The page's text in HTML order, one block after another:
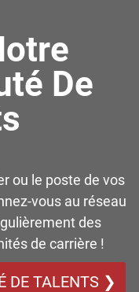
De
ou le poste de vos
vous au réseau
des
de carrière !
DE TALENTS ❯